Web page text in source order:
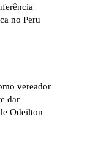
no Peru
vereador
dar
Odeilton